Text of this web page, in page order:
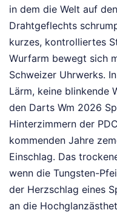
in dem die Welt auf
Drahtgeflechts
kurzes, kontrolliertes
Wurfarm bewegt sich
Schweizer Uhrwerks.
Lärm, keine blinkende
den Darts Wm 2026
Hinterzimmern der
kommenden Jahre
Einschlag. Das
wenn die Tungsten-
der Herzschlag eines
an die